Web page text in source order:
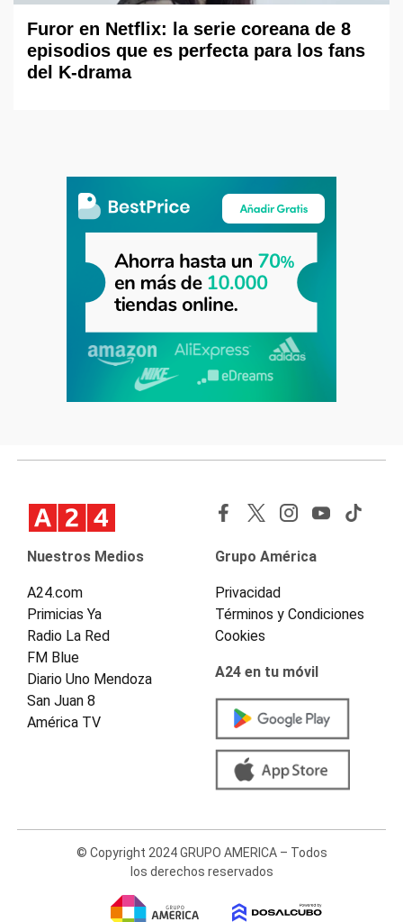
Furor en Netflix: la serie coreana de 8
episodios que es perfecta para los fans
del K-drama
Nuestros Medios
A24.com
Primicias Ya
Radio La Red
FM Blue
Diario Uno Mendoza
San Juan 8
América TV
Grupo América
Privacidad
Términos y Condiciones
Cookies
A24 en tu móvil
© Copyright 2024 GRUPO AMERICA – Todos
los derechos reservados